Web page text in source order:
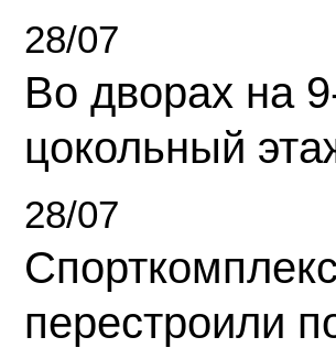
28/07
Во дворах на
цокольный
28/07
перестроили